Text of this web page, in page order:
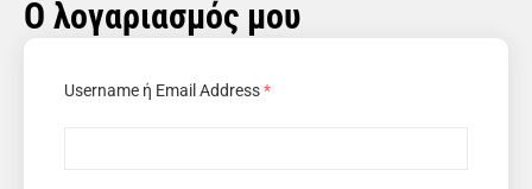
Ο λογαριασμός μου
Username ή Email Address*